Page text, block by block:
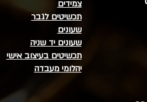
צמידים
תכשיטים לגבר
שעונים
שעונים יד שניה
תכשיטים בעיצוב אישי
יהלומי מעבדה